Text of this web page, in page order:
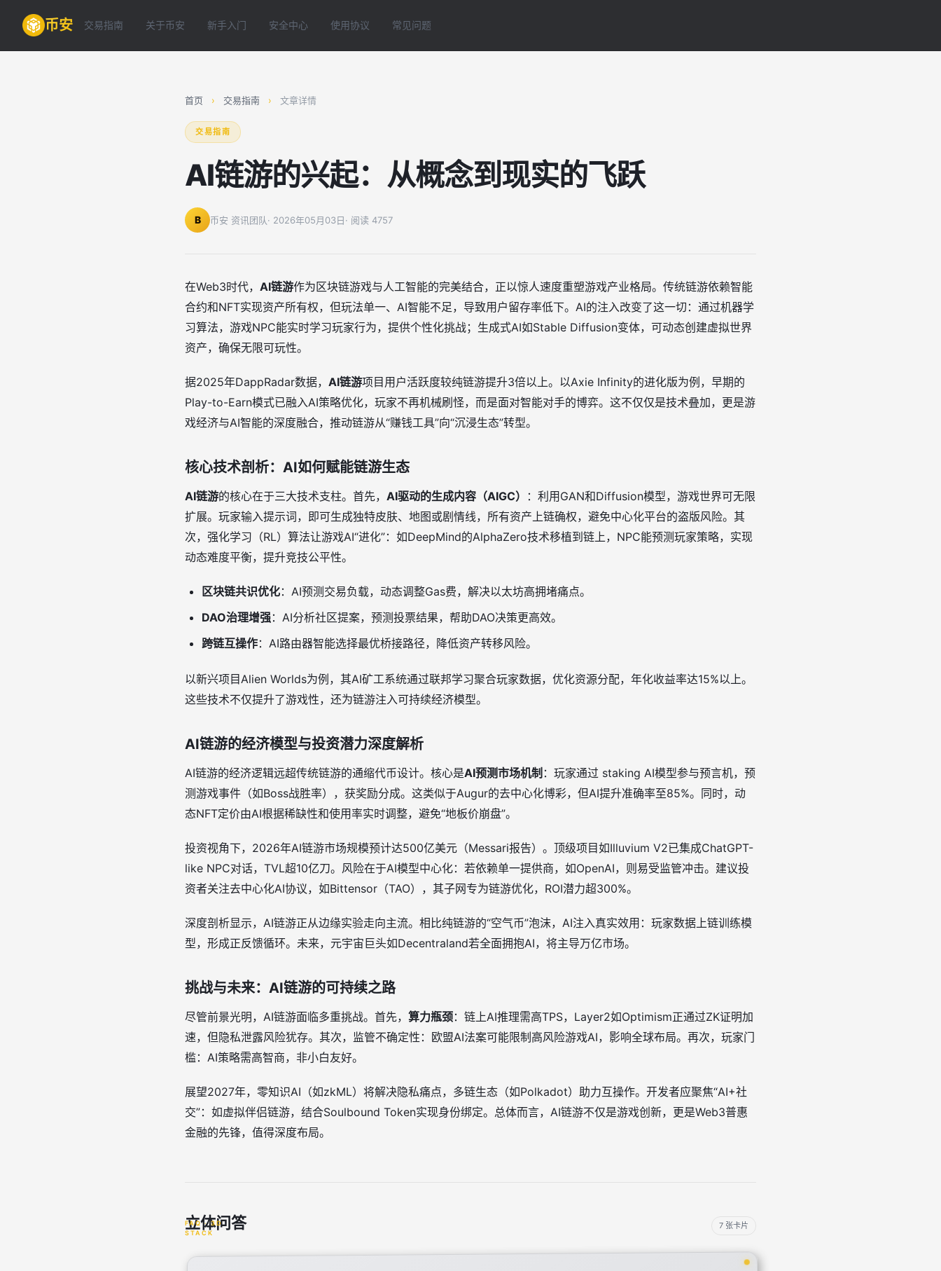
币安 交易指南 关于币安 新手入门 安全中心 使用协议 常见问题
首页 › 交易指南 › 文章详情
交易指南
AI链游的兴起：从概念到现实的飞跃
B 币安 资讯团队· 2026年05月03日· 阅读 4757
在Web3时代， AI链游作为区块链游戏与人工智能的完美结合，正以惊人速度重塑游戏产业格局。传统链游依赖智能
合约和NFT实现资产所有权，但玩法单一、AI智能不足，导致用户留存率低下。AI的注入改变了这一切：通过机器学
习算法，游戏NPC能实时学习玩家行为，提供个性化挑战；生成式AI如Stable Diffusion变体，可动态创建虚拟世界
资产，确保无限可玩性。
据2025年DappRadar数据， AI链游项目用户活跃度较纯链游提升3倍以上。以Axie Infinity的进化版为例，早期的
Play-to-Earn模式已融入AI策略优化，玩家不再机械刷怪，而是面对智能对手的博弈。这不仅仅是技术叠加，更是游
戏经济与AI智能的深度融合，推动链游从“赚钱工具”向“沉浸生态”转型。
核心技术剖析：AI如何赋能链游生态
AI链游的核心在于三大技术支柱。首先， AI驱动的生成内容（AIGC）
：利用GAN和Diffusion模型，游戏世界可无限
扩展。玩家输入提示词，即可生成独特皮肤、地图或剧情线，所有资产上链确权，避免中心化平台的盗版风险。其
次，强化学习（RL）算法让游戏AI“进化”：如DeepMind的AlphaZero技术移植到链上，NPC能预测玩家策略，实现
动态难度平衡，提升竞技公平性。
区块链共识优化：AI预测交易负载，动态调整Gas费，解决以太坊高拥堵痛点。
DAO治理增强：AI分析社区提案，预测投票结果，帮助DAO决策更高效。
跨链互操作：AI路由器智能选择最优桥接路径，降低资产转移风险。
以新兴项目Alien Worlds为例，其AI矿工系统通过联邦学习聚合玩家数据，优化资源分配，年化收益率达15%以上。
这些技术不仅提升了游戏性，还为链游注入可持续经济模型。
AI链游的经济模型与投资潜力深度解析
AI链游的经济逻辑远超传统链游的通缩代币设计。核心是AI预测市场机制 ：玩家通过 staking AI模型参与预言机，预
测游戏事件（如Boss战胜率），获奖励分成。这类似于Augur的去中心化博彩，但AI提升准确率至85%。同时，动
态NFT定价由AI根据稀缺性和使用率实时调整，避免“地板价崩盘”。
投资视角下，2026年AI链游市场规模预计达500亿美元（Messari报告）。顶级项目如Illuvium V2已集成ChatGPT-
like NPC对话，TVL超10亿刀。风险在于AI模型中心化：若依赖单一提供商，如OpenAI，则易受监管冲击。建议投
资者关注去中心化AI协议，如Bittensor（TAO），其子网专为链游优化，ROI潜力超300%。
深度剖析显示，AI链游正从边缘实验走向主流。相比纯链游的“空气币”泡沫，AI注入真实效用：玩家数据上链训练模
型，形成正反馈循环。未来，元宇宙巨头如Decentraland若全面拥抱AI，将主导万亿市场。
挑战与未来：AI链游的可持续之路
尽管前景光明，AI链游面临多重挑战。首先， 算力瓶颈：链上AI推理需高TPS，Layer2如Optimism正通过ZK证明加
速，但隐私泄露风险犹存。其次，监管不确定性：欧盟AI法案可能限制高风险游戏AI，影响全球布局。再次，玩家门
槛：AI策略需高智商，非小白友好。
展望2027年，零知识AI（如zkML）将解决隐私痛点，多链生态（如Polkadot）助力互操作。开发者应聚焦“AI+社
交”：如虚拟伴侣链游，结合Soulbound Token实现身份绑定。总体而言，AI链游不仅是游戏创新，更是Web3普惠
金融的先锋，值得深度布局。
立体问答 7 张卡片